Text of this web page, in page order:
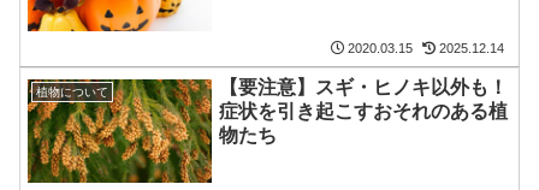
2020.03.15 2025.12.14
植物について
【要注意】スギ・ヒノキ以外も！
症状を引き起こすおそれのある植
物たち